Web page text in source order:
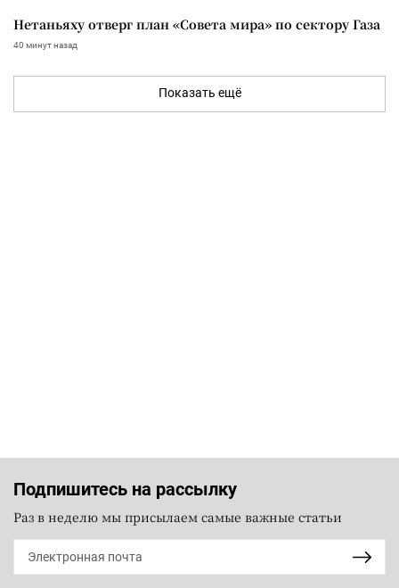
Нетаньяху отверг план «Совета мира» по сектору Газа
40 минут назад
Показать ещё
Подпишитесь на рассылку
Раз в неделю мы присылаем самые важные статьи